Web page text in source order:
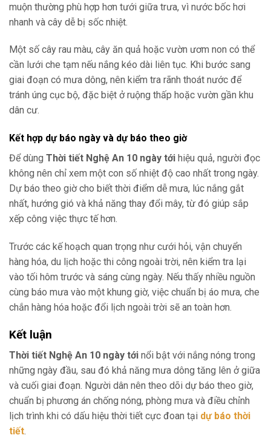
muộn thường phù hợp hơn tưới giữa trưa, vì nước bốc hơi
nhanh và cây dễ bị sốc nhiệt.
Một số cây rau màu, cây ăn quả hoặc vườn ươm non có thể
cần lưới che tạm nếu nắng kéo dài liên tục. Khi bước sang
giai đoạn có mưa dông, nên kiểm tra rãnh thoát nước để
tránh úng cục bộ, đặc biệt ở ruộng thấp hoặc vườn gần khu
dân cư.
Kết hợp dự báo ngày và dự báo theo giờ
Để dùng Thời tiết Nghệ An 10 ngày tới hiệu quả, người đọc
không nên chỉ xem một con số nhiệt độ cao nhất trong ngày.
Dự báo theo giờ cho biết thời điểm dễ mưa, lúc nắng gắt
nhất, hướng gió và khả năng thay đổi mây, từ đó giúp sắp
xếp công việc thực tế hơn.
Trước các kế hoạch quan trọng như cưới hỏi, vận chuyển
hàng hóa, du lịch hoặc thi công ngoài trời, nên kiểm tra lại
vào tối hôm trước và sáng cùng ngày. Nếu thấy nhiều nguồn
cùng báo mưa vào một khung giờ, việc chuẩn bị áo mưa, che
chắn hàng hóa hoặc đổi lịch ngoài trời sẽ an toàn hơn.
Kết luận
Thời tiết Nghệ An 10 ngày tới nổi bật với nắng nóng trong
những ngày đầu, sau đó khả năng mưa dông tăng lên ở giữa
và cuối giai đoạn. Người dân nên theo dõi dự báo theo giờ,
chuẩn bị phương án chống nóng, phòng mưa và điều chỉnh
lịch trình khi có dấu hiệu thời tiết cực đoan tại dự báo thời
tiết.